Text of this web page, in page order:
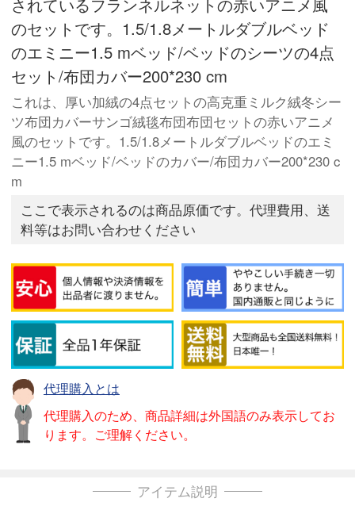
のセットです。1.5/1.8メートルダブルベッド
のエミニー1.5 mベッド/ベッドのシーツの4点
セット/布団カバー200*230 cm
これは、厚い加絨の4点セットの高克重ミルク絨冬シー
ツ布団カバーサンゴ絨毯布団布団セットの赤いアニメ
風のセットです。1.5/1.8メートルダブルベッドのエミ
ニー1.5 mベッド/ベッドのカバー/布団カバー200*230 c
m
ここで表示されるのは商品原価です。代理費用、送
料等はお問い合わせください
代理購入とは
代理購入のため、商品詳細は外国語のみ表示してお
ります。ご理解ください。
アイテム説明